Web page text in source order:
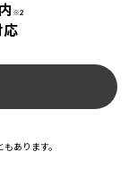
※2
応
あります。